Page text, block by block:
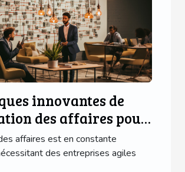
innovantes de
des affaires pour
florissante
affaires est en constante
des entreprises agiles